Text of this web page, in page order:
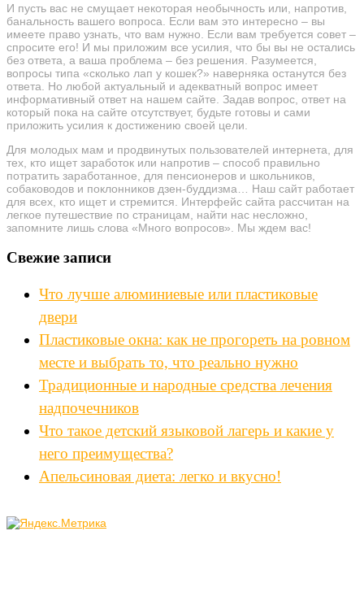
И пусть вас не смущает некоторая необычность или, напротив,
банальность вашего вопроса. Если вам это интересно – вы
имеете право узнать, что вам нужно. Если вам требуется совет –
спросите его! И мы приложим все усилия, что бы вы не остались
без ответа, а ваша проблема – без решения. Разумеется,
вопросы типа «сколько лап у кошек?» наверняка останутся без
ответа. Но любой актуальный и адекватный вопрос имеет
информативный ответ на нашем сайте. Задав вопрос, ответ на
который пока на сайте отсутствует, будьте готовы и сами
приложить усилия к достижению своей цели.
Для молодых мам и продвинутых пользователей интернета, для
тех, кто ищет заработок или напротив – способ правильно
потратить заработанное, для пенсионеров и школьников,
собаководов и поклонников дзен-буддизма… Наш сайт работает
для всех, кто ищет и стремится. Интерфейс сайта рассчитан на
легкое путешествие по страницам, найти нас несложно,
запомните лишь слова «Много вопросов». Мы ждем вас!
Свежие записи
Что лучше алюминиевые или пластиковые
двери
Пластиковые окна: как не прогореть на ровном
месте и выбрать то, что реально нужно
Традиционные и народные средства лечения
надпочечников
Что такое детский языковой лагерь и какие у
него преимущества?
Апельсиновая диета: легко и вкусно!